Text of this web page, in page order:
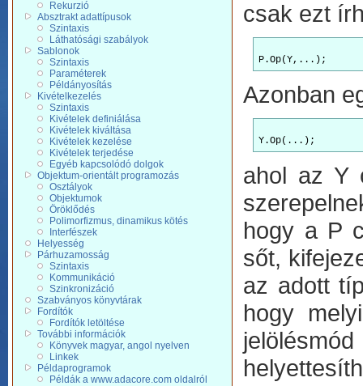
Rekurzió
Absztrakt adattípusok
Szintaxis
Láthatósági szabályok
Sablonok
Szintaxis
Paraméterek
Példányosítás
Kivételkezelés
Szintaxis
Kivételek definiálása
Kivételek kiváltása
Kivételek kezelése
Kivételek terjedése
Egyéb kapcsolódó dolgok
Objektum-orientált programozás
Osztályok
Objektumok
Öröklődés
Polimorfizmus, dinamikus kötés
Interfészek
Helyesség
Párhuzamosság
Szintaxis
Kommunikáció
Szinkronizáció
Szabványos könyvtárak
Fordítók
Fordítók letöltése
További információk
Könyvek magyar, angol nyelven
Linkek
Példaprogramok
Példák a www.adacore.com oldalról
csak ezt
Azonban
ahol az Y
hogy a P
sőt,
az adott
hogy